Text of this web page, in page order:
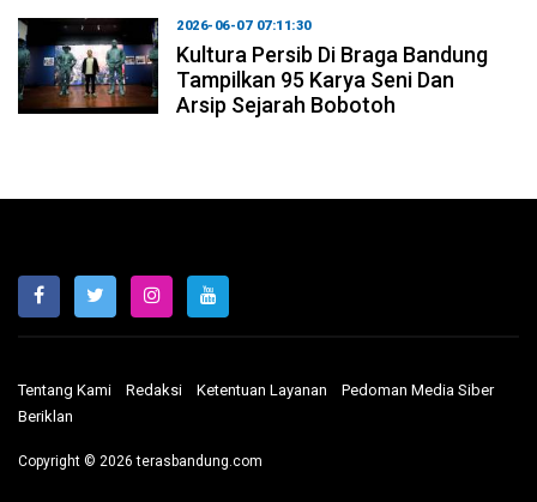
2026-06-07 07:11:30
Kultura Persib Di Braga Bandung
Tampilkan 95 Karya Seni Dan
Arsip Sejarah Bobotoh
Tentang Kami Redaksi Ketentuan Layanan
Pedoman Media Siber
Beriklan
Copyright © 2026 terasbandung.com